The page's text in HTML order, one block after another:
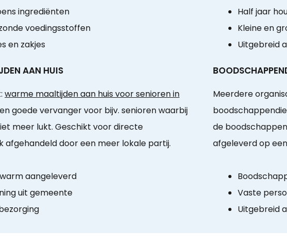
ingrediënten
voedingsstoffen
en zakjes
Half jaar
Kleine en
Uitgebreid
AAN HUIS
warme maaltijden aan huis voor senioren in
goede vervanger voor bijv. senioren waarbij
meer lukt. Geschikt voor directe
afgehandeld door een meer lokale partij.
aangeleverd
uit gemeente
Meerdere
de
afgeleverd op
Vaste
Uitgebreid